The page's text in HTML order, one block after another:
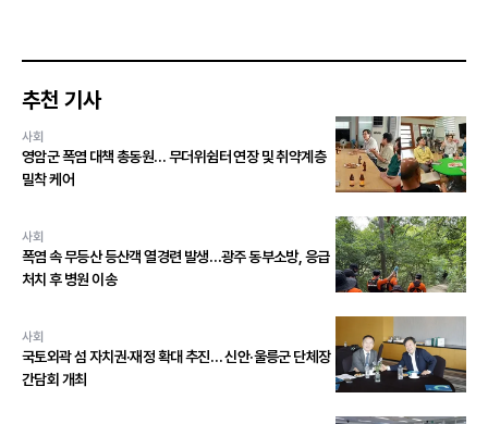
추천 기사
사회
영암군 폭염 대책 총동원… 무더위쉼터 연장 및 취약계층
밀착 케어
사회
폭염 속 무등산 등산객 열경련 발생…광주 동부소방, 응급
처치 후 병원 이송
사회
국토외곽 섬 자치권·재정 확대 추진… 신안·울릉군 단체장
간담회 개최